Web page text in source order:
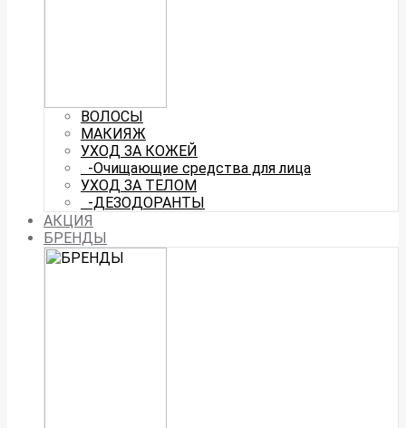
ВОЛОСЫ
МАКИЯЖ
УХОД ЗА КОЖЕЙ
-Очищающие средства для лица
УХОД ЗА ТЕЛОМ
-ДЕЗОДОРАНТЫ
АКЦИЯ
БРЕНДЫ